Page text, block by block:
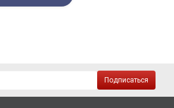
Подписаться